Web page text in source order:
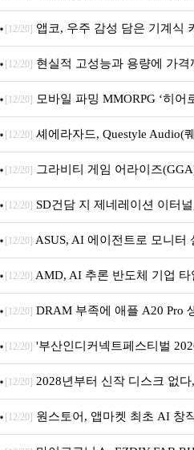
니터·스마트 펫 침대 기부
[12/20] 앱코, 우주 감성 담은 기계식
브랜드데이 기획전 진행
[12/20] 현실적 고성능과 용량에 가격
M.2 NVMe 디앤디컴 1TB
[12/20] 모바일 파밍 MMORPG ‘히어
[12/20] 셰에라자드, Questyle Audio(
내 정식 출시
[12/20] 그라비티 게임 어라이즈
던전 13’ 참가!
[12/20] SD건담 지 제네레이션 이터
아의 용사’ 재개최 및 풍성한 기념
[12/20] ASUS, AI 에이전트로 모니터
[12/20] AMD, AI 추론 반도체 기업 타
[12/20] DRAM 부족에 애플 A20 Pro
퍼 대기
[12/20] '부산인디커넥트페스티벌
개막... 22일간 진행
[12/20] 2028년부터 신작 디스크 없
문 추가
[12/20] 원스토어, 앱마켓 최초 AI 창